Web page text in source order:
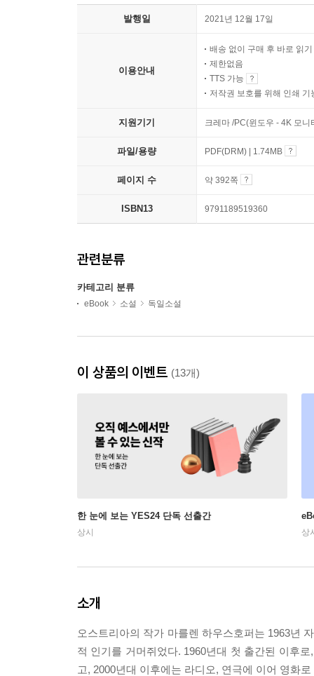
발행일 2021년 12월 17일
이용안내
배송 없이 구매 후 바로 읽기
제한없음
TTS 가능
저작권 보호를 위해 인쇄 기
지원기기 크레마 /PC(윈도우 - 4K 모
파일/용량 PDF(DRM) | 1.74MB
페이지 수 약 392쪽
ISBN13 9791189519360
관련분류
카테고리 분류
eBook 소설 독일소설
이 상품의 이벤트 (13개)
한 눈에 보는 YES24 단독 선출간
상시 상
소개
오스트리아의 작가 마를렌 하우스호퍼는 1963년
적 인기를 거머쥐었다. 1960년대 첫 출간된 이후
고, 2000년대 이후에는 라디오, 연극에 이어 영화